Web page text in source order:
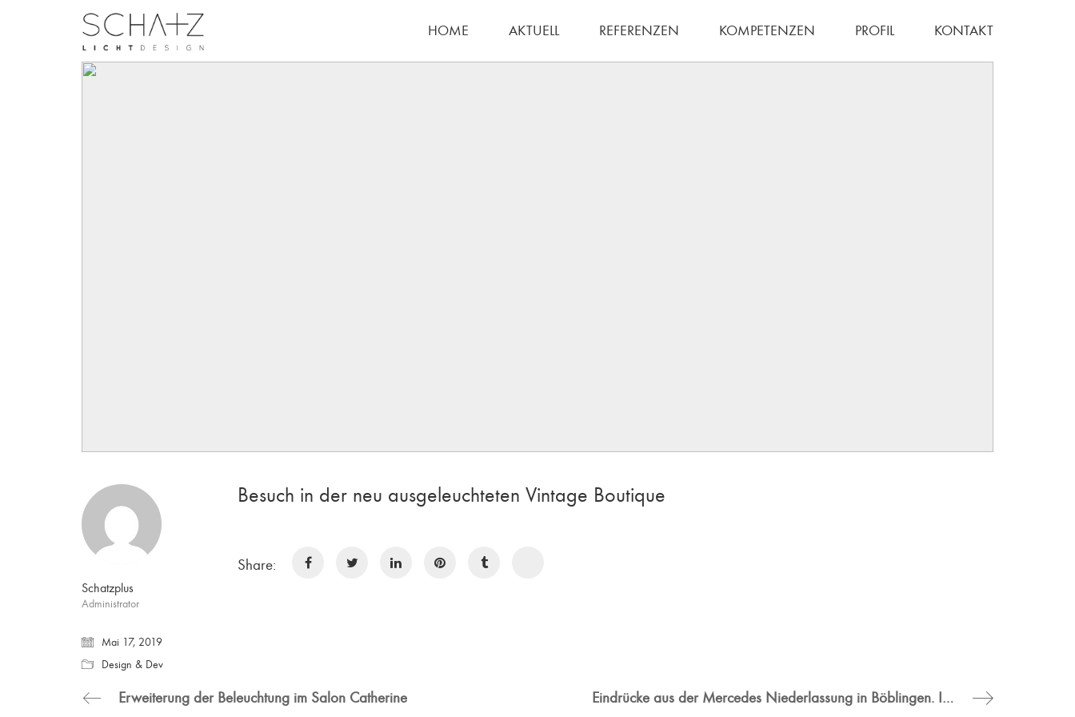
HOME AKTUELL REFERENZEN KOMPETENZEN PROFIL KONTAKT
Besuch in der neu ausgeleuchteten Vintage Boutique
Share:
Schatzplus
Administrator
Mai 17, 2019
Design & Dev
Erweiterung der Beleuchtung im Salon Catherine Eindrücke aus der Mercedes Niederlassung in Böblingen. Implementierung der neuen CI Beleuchtung nach dem neuen Standard MAR2020